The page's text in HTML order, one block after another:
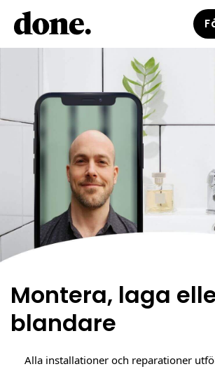
Montera, laga
blandare
Alla installationer och reparationer